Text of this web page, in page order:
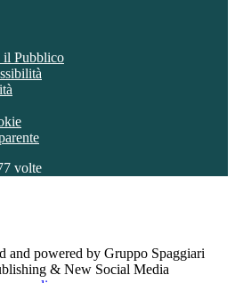
Pubblico
volte
and powered by Gruppo Spaggiari
& New Social Media